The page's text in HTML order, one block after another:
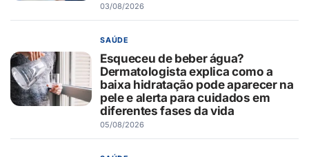
03/08/2026
SAÚDE
Esqueceu de beber água?
Dermatologista explica como a
baixa hidratação pode aparecer na
pele e alerta para cuidados em
diferentes fases da vida
05/08/2026